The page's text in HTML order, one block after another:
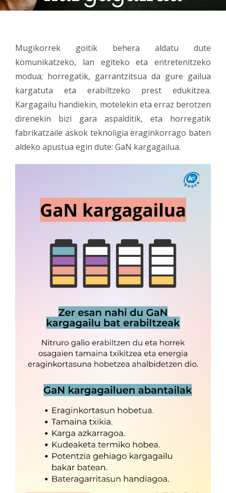
Mugikorrek goitik behera aldatu dute
komunikatzeko, lan egiteko eta entretenitzeko
modua; horregatik, garrantzitsua da gure gailua
kargatuta eta erabiltzeko prest edukitzea.
Kargagailu handiekin, motelekin eta erraz berotzen
direnekin bizi gara aspalditik, eta horregatik
fabrikatzaile askok teknoligia eraginkorrago baten
aldeko apustua egin dute: GaN kargagailua.